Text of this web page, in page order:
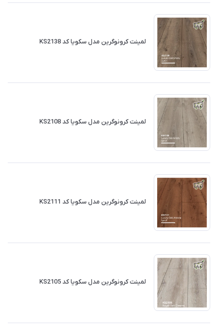
لمینت کرونوگرین مدل سکویا کد KS2138
لمینت کرونوگرین مدل سکویا کد KS2108
لمینت کرونوگرین مدل سکویا کد KS2111
لمینت کرونوگرین مدل سکویا کد KS2105